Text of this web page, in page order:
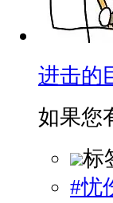
进击的
如果您
标
#忧